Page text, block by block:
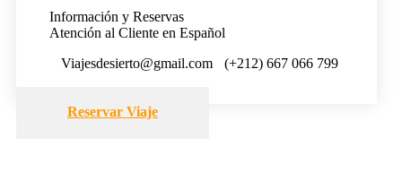
Información y Reservas
Atención al Cliente en Español
Viajesdesierto@gmail.com
(+212) 667 066 799
Reservar Viaje